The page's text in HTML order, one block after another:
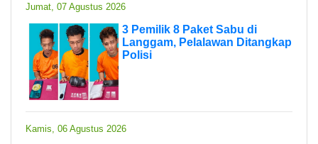
Jumat, 07 Agustus 2026
3 Pemilik 8 Paket Sabu di
Langgam, Pelalawan Ditangkap
Polisi
Kamis, 06 Agustus 2026